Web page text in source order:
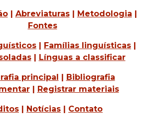
| Abreviaturas| Metodologia |
Fontes
| Famílias linguísticas |
| Línguas a classificar
principal | Bibliografia
| Registrar materiais
| Notícias | Contato